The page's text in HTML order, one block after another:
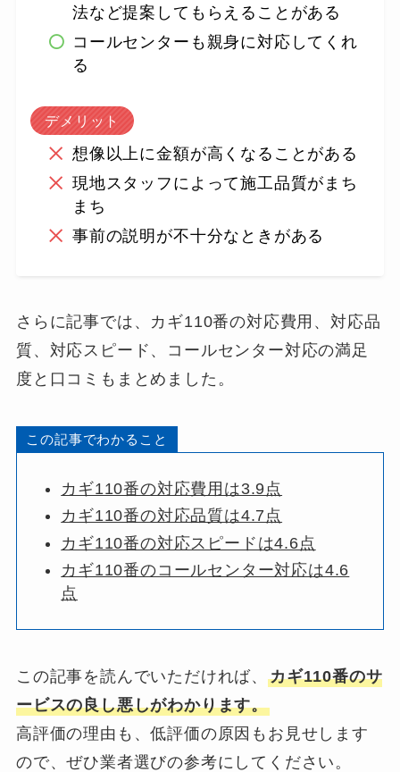
法など提案してもらえることがある
コールセンターも親身に対応してくれ
る
デメリット
想像以上に金額が高くなることがある
現地スタッフによって施工品質がまち
まち
事前の説明が不十分なときがある
さらに記事では、カギ110番の対応費用、対応品
質、対応スピード、コールセンター対応の満足
度と口コミもまとめました。
この記事でわかること
カギ110番の対応費用は3.9点
カギ110番の対応品質は4.7点
カギ110番の対応スピードは4.6点
カギ110番のコールセンター対応は4.6
点
この記事を読んでいただければ、カギ110番のサ
ービスの良し悪しがわかります。
高評価の理由も、低評価の原因もお見せします
ので、ぜひ業者選びの参考にしてください。